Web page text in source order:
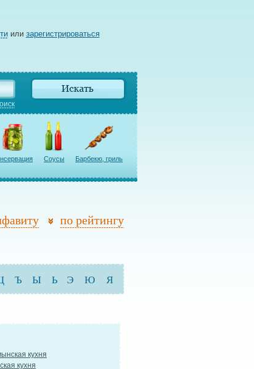
или зарегистрироваться
Соусы Барбекю, гриль
по рейтингу
Ъ Ы Ь Э Ю Я
кухня
кухня